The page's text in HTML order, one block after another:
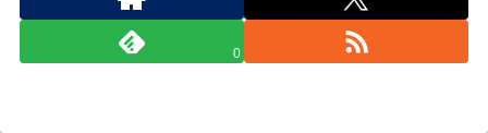
0